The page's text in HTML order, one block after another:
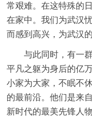
常艰难。在这特殊的
在家中。我们为武汉
而感到高兴，为武汉
与此同时，有一
平凡之躯为身后的亿
小家为大家，不眠不
的最前沿。他们是来
新时代的最美先锋人